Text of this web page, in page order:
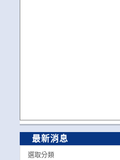
最新消息
選取分類